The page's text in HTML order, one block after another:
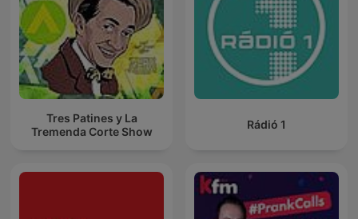
Tres Patines y La
Tremenda Corte Show
Rádió 1